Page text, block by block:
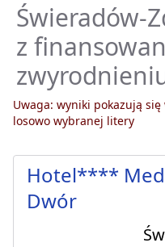
Świeradów-
z
Uwaga: wyniki pokazują
losowo wybranej litery
Hotel****
Dwór